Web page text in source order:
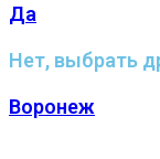
Да
Нет, выбрать
Воронеж